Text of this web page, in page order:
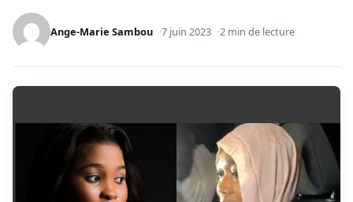
Ange-Marie Sambou 7 juin 2023 2 min de lecture